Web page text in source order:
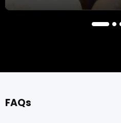
AR Glasses for Late-Night
FAQs